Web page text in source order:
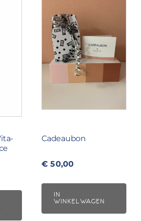
Cadeaubon
€ 50,00
IN
WINKELWAGEN